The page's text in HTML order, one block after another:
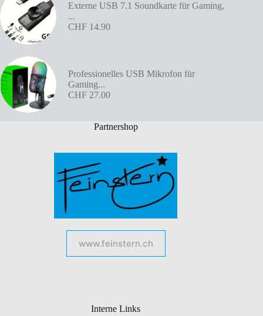
Externe USB 7.1 Soundkarte für Gaming,
...
CHF 14.90
Professionelles USB Mikrofon für
Gaming...
CHF 27.00
Partnershop
www.feinstern.ch
Interne Links